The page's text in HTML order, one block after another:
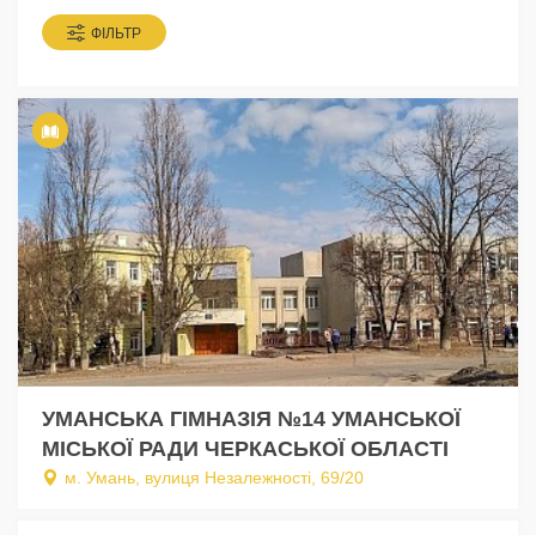
ФІЛЬТР
УМАНСЬКА ГІМНАЗІЯ №14 УМАНСЬКОЇ
МІСЬКОЇ РАДИ ЧЕРКАСЬКОЇ ОБЛАСТІ
м. Умань, вулиця Незалежності, 69/20